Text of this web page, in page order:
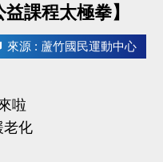
課程太極拳】
來源 : 蘆竹國民運動中心
啦
老化